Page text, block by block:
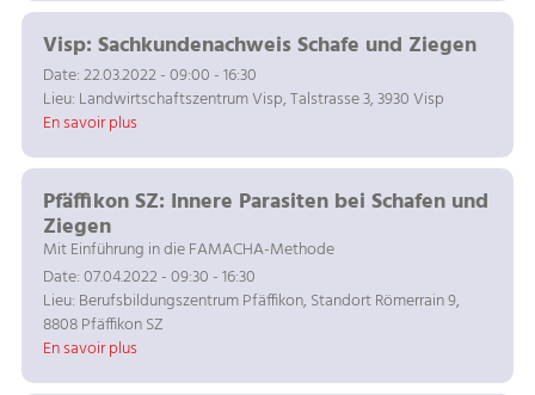
Visp: Sachkundenachweis Schafe und Ziegen
Date: 22.03.2022 - 09:00 - 16:30
Lieu: Landwirtschaftszentrum Visp, Talstrasse 3, 3930 Visp
En savoir plus
Pfäffikon SZ: Innere Parasiten bei Schafen und
Ziegen
Mit Einführung in die FAMACHA-Methode
Date: 07.04.2022 - 09:30 - 16:30
Lieu: Berufsbildungszentrum Pfäffikon, Standort Römerrain 9,
8808 Pfäffikon SZ
En savoir plus